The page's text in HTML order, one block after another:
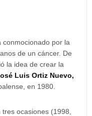
conmocionado por la
de un cáncer. De
la idea de crear la
Luis Ortiz Nuevo,
en 1980.
ocasiones (1998,